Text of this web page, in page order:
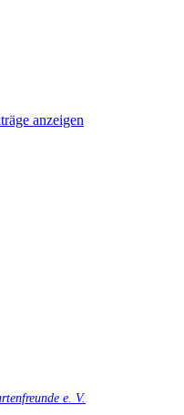
anzeigen
e. V.